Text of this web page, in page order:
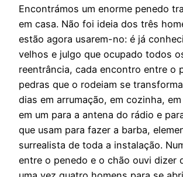
Encontrámos um enorme penedo
em casa. Não foi ideia dos três
estão agora usarem-no: é já
velhos e julgo que ocupado todos
reentrância, cada encontro entre o
pedras que o rodeiam se
dias em arrumação, em cozinha,
em um para a antena do rádio e
que usam para fazer a barba,
surrealista de toda a instalação.
entre o penedo e o chão ouvi dizer